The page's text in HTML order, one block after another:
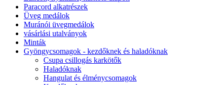
Paracord alkatrészek
Üveg medálok
Muránói üvegmedálok
vásárlási utalványok
Minták
Gyöngycsomagok - kezdőknek és haladóknak
Csupa csillogás karkötők
Haladóknak
Hangulat és élménycsomagok